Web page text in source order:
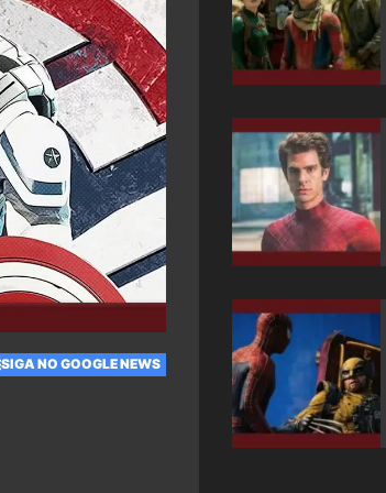
SIGA NO GOOGLE NEWS